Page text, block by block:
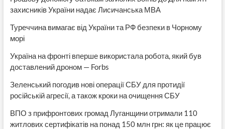
захисників України надає Лисичанська МВА
Туреччина вимагає від України та РФ безпеки в Чорному
морі
Україна на фронті вперше використала робота, який був
доставлений дроном — Forbs
Зеленський погодив нові операції СБУ для протидії
російській агресії, а також кроки на очищення СБУ
ВПО з прифронтових громад Луганщини отримали 110
житлових сертифікатів на понад 150 млн грн: як це працює